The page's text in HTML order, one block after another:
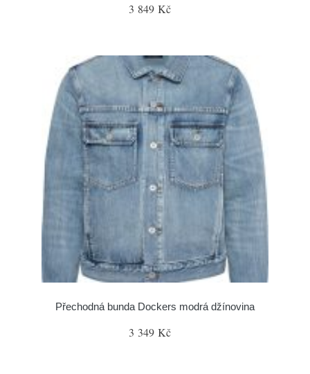
3 849 Kč
Přechodná bunda Dockers modrá džínovina
3 349 Kč